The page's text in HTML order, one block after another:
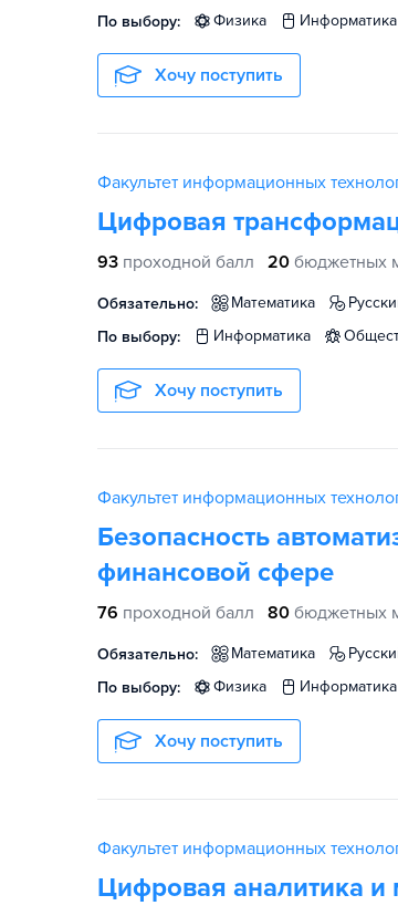
По выбору:
физика информатика
Хочу поступить
Факультет информационных
Цифровая
93 проходной балл 20 бюджетных
Обязательно: математика
По выбору:
информатика
Хочу поступить
Факультет информационных
Безопасность
финансовой сфере
76 проходной балл 80 бюджетных
Обязательно: математика
По выбору:
физика информатика
Хочу поступить
Факультет информационных
Цифровая аналитика и